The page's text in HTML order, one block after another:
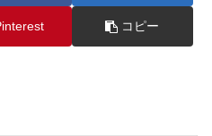
コピー